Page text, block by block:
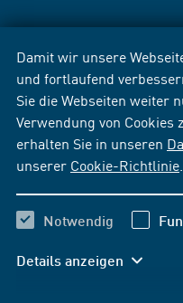
Damit wir unsere
und fortlaufend
Sie die Webseiten weiter
Verwendung von Cookies
erhalten Sie in unseren
unserer Cookie-Richtlinie
Notwendig
Details anzeigen